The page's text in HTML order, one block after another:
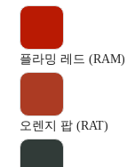
플라밍 레드 (RAM)
오렌지 팝 (RAT)